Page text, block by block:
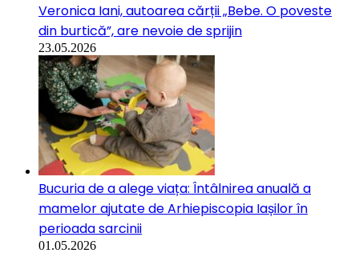
Veronica Iani, autoarea cărții „Bebe. O poveste
din burtică”, are nevoie de sprijin
23.05.2026
Bucuria de a alege viața: Întâlnirea anuală a
mamelor ajutate de Arhiepiscopia Iașilor în
perioada sarcinii
01.05.2026